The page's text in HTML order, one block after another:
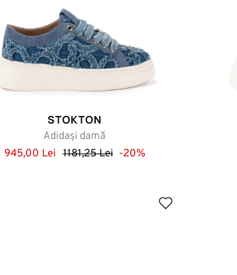
STOKTON
Adidași damă
945,00 Lei 1181,25 Lei -20%